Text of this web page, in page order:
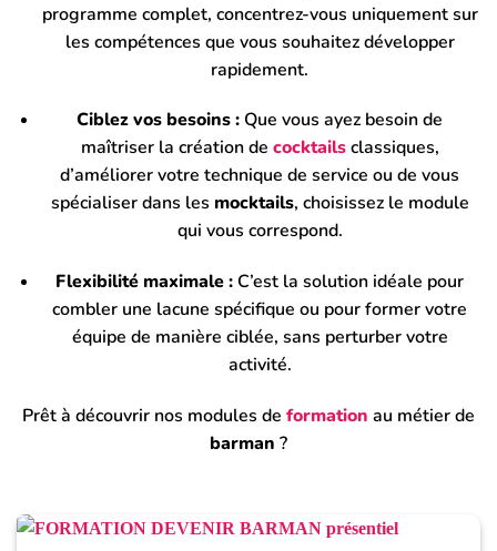
programme complet, concentrez-vous uniquement sur
les compétences que vous souhaitez développer
rapidement.
Ciblez vos besoins : Que vous ayez besoin de
maîtriser la création de cocktailsclassiques,
d’améliorer votre technique de service ou de vous
spécialiser dans les mocktails, choisissez le module
qui vous correspond.
Flexibilité maximale : C’est la solution idéale pour
combler une lacune spécifique ou pour former votre
équipe de manière ciblée, sans perturber votre
activité.
Prêt à découvrir nos modules de formation au métier de
barman ?